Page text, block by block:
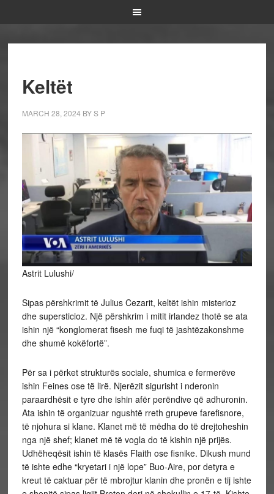
Keltët
MARCH 28, 2024 BYS P
Astrit Lulushi/
Sipas përshkrimit të Julius Cezarit, keltët ishin misterioz
dhe supersticioz. Një përshkrim i mitit irlandez thotë se ata
ishin një “konglomerat fisesh me fuqi të jashtëzakonshme
dhe shumë kokëfortë”.
Për sa i përket strukturës sociale, shumica e fermerëve
ishin Feines ose të lirë. Njerëzit sigurisht i nderonin
paraardhësit e tyre dhe ishin afër perëndive që adhuronin.
Ata ishin të organizuar ngushtë rreth grupeve farefisnore,
të njohura si klane. Klanet më të mëdha do të drejtoheshin
nga një shef; klanet më të vogla do të kishin një prijës.
Udhëheqësit ishin të klasës Flaith ose fisnike. Dikush mund
të ishte edhe “kryetari i një lope” Buo-Aire, por detyra e
kreut të caktuar për të mbrojtur klanin dhe pronën e tij ishte